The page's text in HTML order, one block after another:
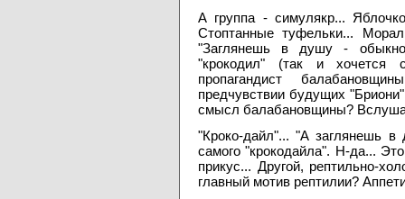
А группа - симулякр...
Стоптанные туфельки...
"Заглянешь в душу -
"крокодил" (так и хочется
пропагандист
предчувствии будущих
смысл балабановщины?
"Кроко-дайл"... "А заглянешь
самого "крокодайла". Н-да...
прикус... Другой, рептильно-
главный мотив рептилии?